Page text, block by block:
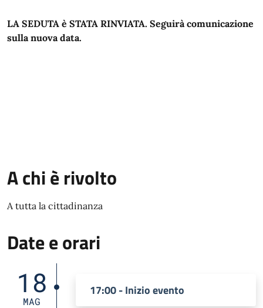
LA SEDUTA è STATA RINVIATA. Seguirà comunicazione
sulla nuova data.
A chi è rivolto
A tutta la cittadinanza
Date e orari
18
MAG
17:00 - Inizio evento